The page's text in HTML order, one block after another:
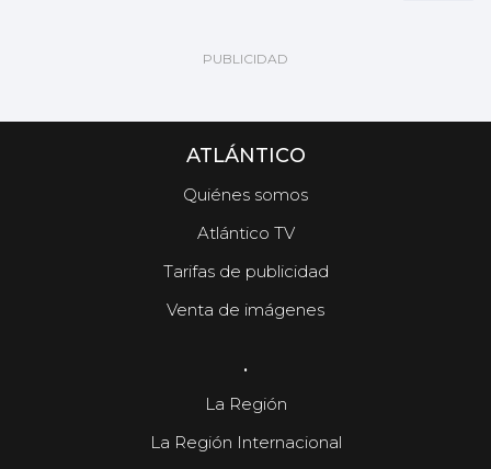
ATLÁNTICO
Quiénes somos
Atlántico TV
Tarifas de publicidad
Venta de imágenes
.
La Región
La Región Internacional